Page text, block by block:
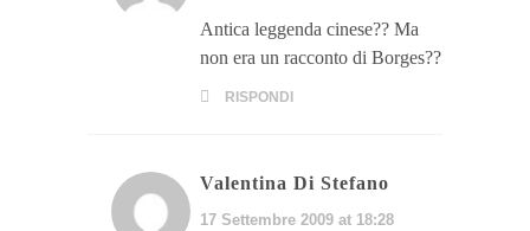
Antica leggenda cinese?? Ma
non era un racconto di Borges??
RISPONDI
Valentina Di Stefano
17 Settembre 2009 at 18:28